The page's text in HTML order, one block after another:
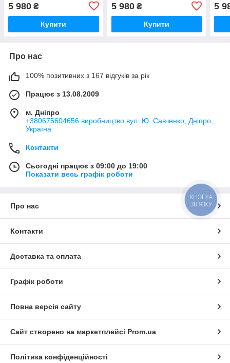
5 980 ₴
Купити
опалювальна панель
5 980₴
Купити
5
Про нас
100% позитивних з 167 відгуків за рік
Працює з 13.08.2009
м. Дніпро
+380675604656 виробництво вул. Ю. Савченко, Дніпро,
Україна
Контакти
Сьогодні працює з 09:00 до 19:00
Показати весь графік роботи
Про нас
Контакти
Доставка та оплата
Графік роботи
Повна версія сайту
Сайт створено на маркетплейсі Prom.ua
Політика конфіденційності
КНОПКА
ЗВ'ЯЗКУ